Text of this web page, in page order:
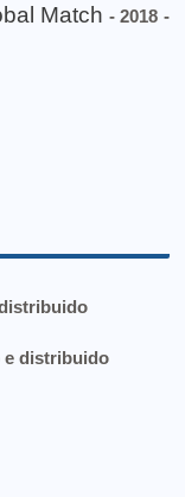
Match - 2018 -
e distribuido